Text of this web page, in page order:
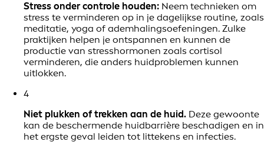
Stress onder controle houden: Neem technieken om
stress te verminderen op in je dagelijkse routine, zoals
meditatie, yoga of ademhalingsoefeningen. Zulke
praktijken helpen je ontspannen en kunnen de
productie van stresshormonen zoals cortisol
verminderen, die anders huidproblemen kunnen
uitlokken.
4
Niet plukken of trekken aan de huid. Deze gewoonte
kan de beschermende huidbarrière beschadigen en in
het ergste geval leiden tot littekens en infecties.